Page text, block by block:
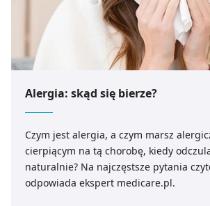
Alergia: skąd się bierze?
Czym jest alergia, a czym marsz
cierpiącym na tą chorobę, kiedy
naturalnie? Na najczęstsze pytania
odpowiada ekspert medicare.pl.